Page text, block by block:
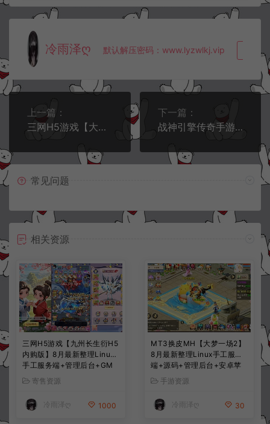
冷雨泽ღ 默认解压密码：www.lyzwlkj.vip
上一篇：
三网H5游戏【大圣轮回之大圣再临H5】7月最新整理Linux手工服务端+GM授权后台+详细搭建教程+视频教程
下一篇：
战神引擎传奇手游【轩辕合击三职业白猪3.1】7月最新整理Win一键服务端+GM授权后台+安卓苹果双端+详细搭建教程+视频教程
常见问题
相关资源
三网H5游戏【九州长生衍H5
内购版】8月最新整理Linux
手工服务端+管理后台+GM
授权后台+简易安卓客户端
+详细搭建教程+视频教程
寄售资源
冷雨泽ღ 1000
MT3换皮MH【大梦一场2】
8月最新整理Linux手工服务
端+源码+管理后台+安卓苹
果双端+详细搭建教程+视频
教程
手游资源
冷雨泽ღ 30